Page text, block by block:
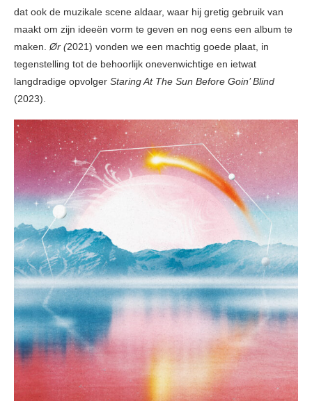
dat ook de muzikale scene aldaar, waar hij gretig gebruik van
maakt om zijn ideeën vorm te geven en nog eens een album te
maken. Ør (2021) vonden we een machtig goede plaat, in
tegenstelling tot de behoorlijk onevenwichtige en ietwat
langdradige opvolger Staring At The Sun Before Goin’ Blind
(2023).